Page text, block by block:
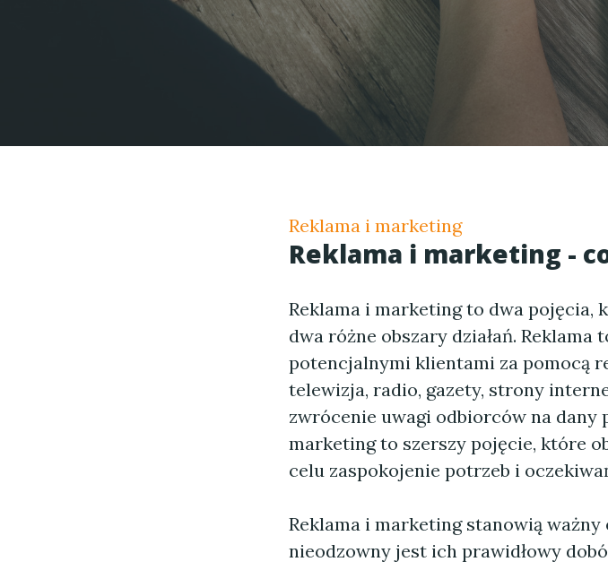
Reklama i marketing
Reklama i marketing -
Reklama i marketing to dwa pojęcia,
dwa różne obszary działań. Reklama
potencjalnymi klientami za pomocą
telewizja, radio, gazety, strony
zwrócenie uwagi odbiorców na dany
marketing to szerszy pojęcie, które
celu zaspokojenie potrzeb i
Reklama i marketing stanowią
nieodzowny jest ich prawidłowy